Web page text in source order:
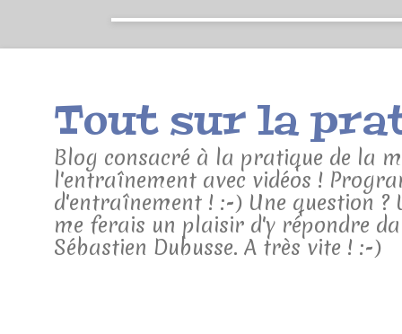
Blog consacré à la pratique de la
l'entraînement avec vidéos !
d'entraînement ! :-) Une question
me ferais un plaisir d'y répondre
Sébastien Dubusse. A très vite ! :-)